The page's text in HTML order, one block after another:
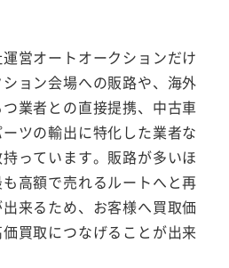
営オートオークションだけ
ョン会場への販路や、海外
業者との直接提携、中古車
ツの輸出に特化した業者な
っています。販路が多いほ
高額で売れるルートへと再
来るため、お客様へ買取価
買取につなげることが出来